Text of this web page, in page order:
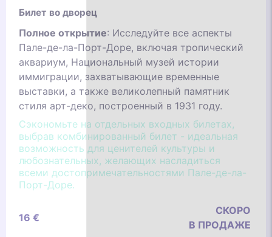
Билет во дворец
Полное открытие: Исследуйте все аспекты
Пале-де-ла-Порт-Доре, включая тропический
аквариум, Национальный музей истории
иммиграции, захватывающие временные
выставки, а также великолепный памятник
стиля арт-деко, построенный в 1931 году.
Сэкономьте на отдельных входных билетах,
выбрав комбинированный билет - идеальная
возможность для ценителей культуры и
любознательных, желающих насладиться
всеми достопримечательностями Пале-де-ла-
Порт-Доре.
16 €
СКОРО
В ПРОДАЖЕ